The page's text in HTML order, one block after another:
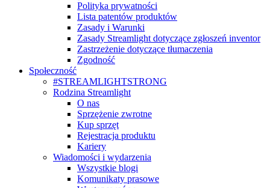
Polityka prywatności
Lista patentów produktów
Zasady i Warunki
Zasady Streamlight dotyczące zgłoszeń inventor
Zastrzeżenie dotyczące tłumaczenia
Zgodność
Społeczność
#STREAMLIGHTSTRONG
Rodzina Streamlight
O nas
Sprzężenie zwrotne
Kup sprzęt
Rejestracja produktu
Kariery
Wiadomości i wydarzenia
Wszystkie blogi
Komunikaty prasowe